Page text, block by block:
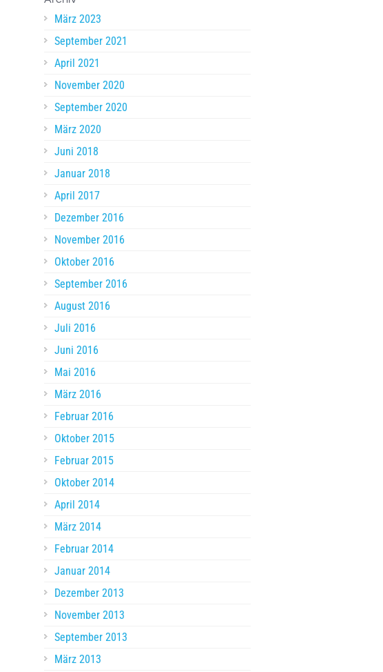
März 2023
September 2021
April 2021
November 2020
September 2020
März 2020
Juni 2018
Januar 2018
April 2017
Dezember 2016
November 2016
Oktober 2016
September 2016
August 2016
Juli 2016
Juni 2016
Mai 2016
März 2016
Februar 2016
Oktober 2015
Februar 2015
Oktober 2014
April 2014
März 2014
Februar 2014
Januar 2014
Dezember 2013
November 2013
September 2013
März 2013